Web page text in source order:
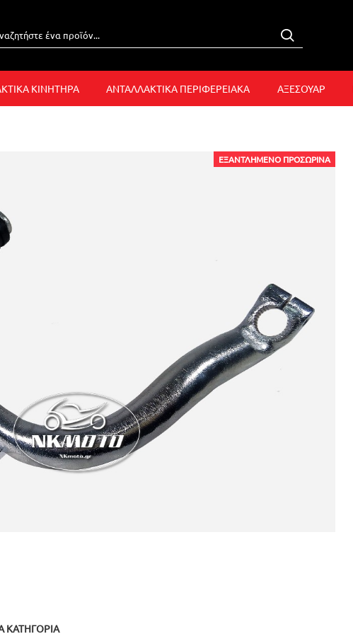
ΚΙΝΗΤΗΡΑ ΑΝΤΑΛΛΑΚΤΙΚΑ ΠΕΡΙΦΕΡΕΙΑΚΑ ΑΞΕΣΟΥΑΡ
ΕΞΑΝΤΛΗΜΈΝΟ ΠΡΟΣΩΡΙΝΆ
ΚΑΤΗΓΟΡΊΑ